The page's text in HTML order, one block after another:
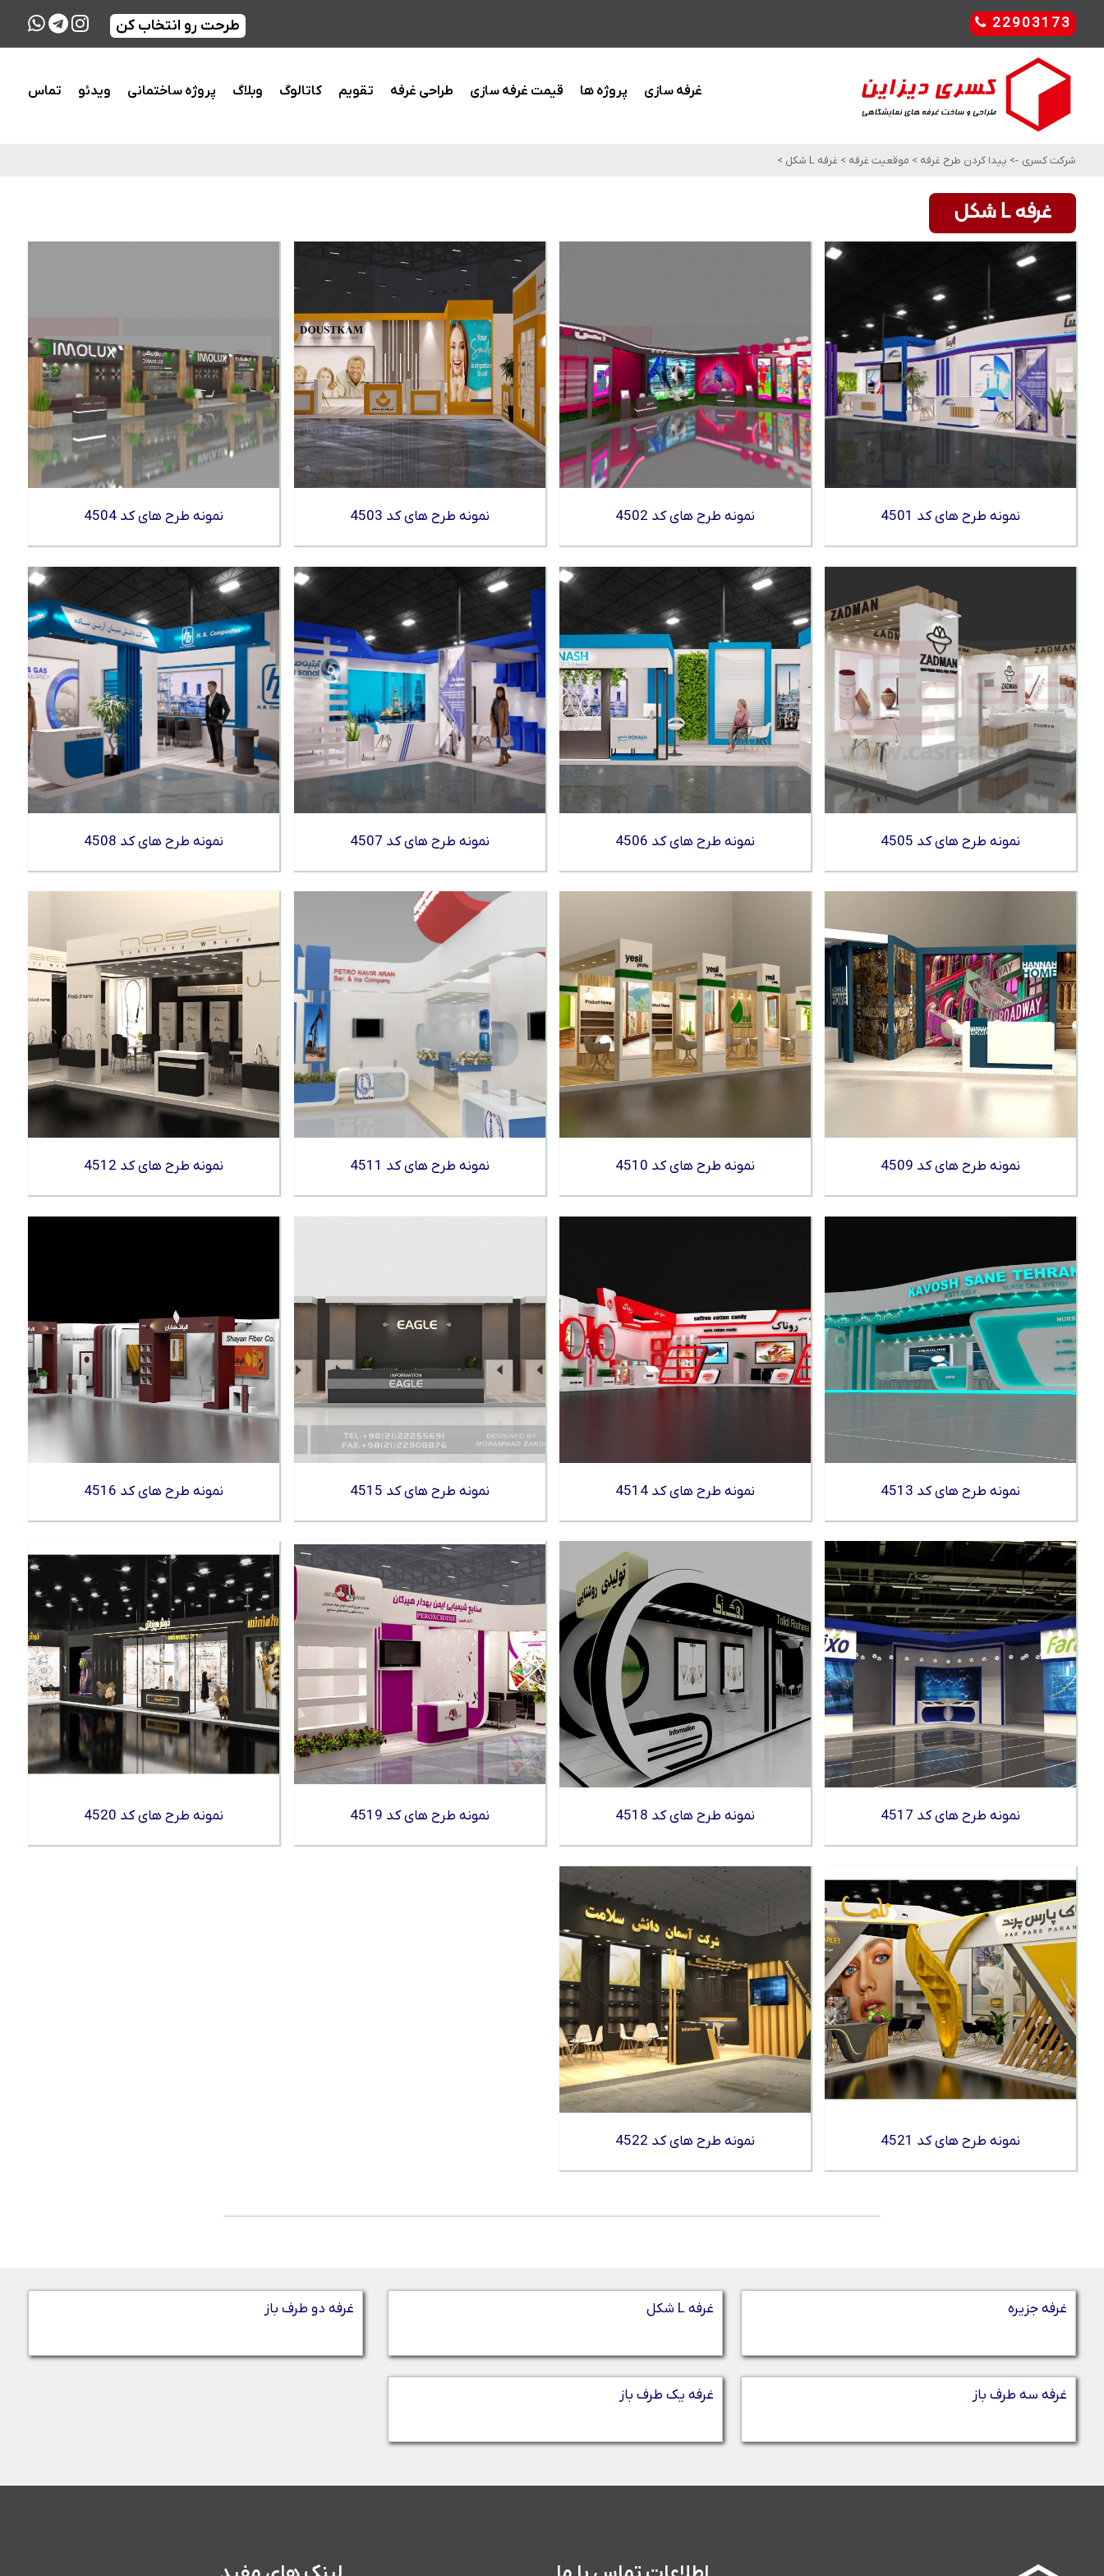
22903173 طرحت رو انتخاب کن
غرفه سازی پروژه ها قیمت غرفه سازی طراحی غرفه تقویم کاتالوگ وبلاگ پروژه ساختمانی ویدئو تماس
شرکت کسری -> پیدا کردن طرح غرفه > موقعیت غرفه > غرفه L شکل >
غرفه L شکل
نمونه طرح های کد 4501 نمونه طرح های کد 4502 نمونه طرح های کد 4503 نمونه طرح های کد 4504
نمونه طرح های کد 4505 نمونه طرح های کد 4506 نمونه طرح های کد 4507 نمونه طرح های کد 4508
نمونه طرح های کد 4509 نمونه طرح های کد 4510 نمونه طرح های کد 4511 نمونه طرح های کد 4512
نمونه طرح های کد 4513 نمونه طرح های کد 4514 نمونه طرح های کد 4515 نمونه طرح های کد 4516
نمونه طرح های کد 4517 نمونه طرح های کد 4518 نمونه طرح های کد 4519 نمونه طرح های کد 4520
نمونه طرح های کد 4521 نمونه طرح های کد 4522
غرفه جزیره غرفه L شکل غرفه دو طرف باز
غرفه سه طرف باز غرفه یک طرف باز